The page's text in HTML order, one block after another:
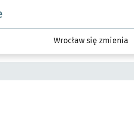
podserwis: #InwestycjeWRO -
Wrocław się zmienia